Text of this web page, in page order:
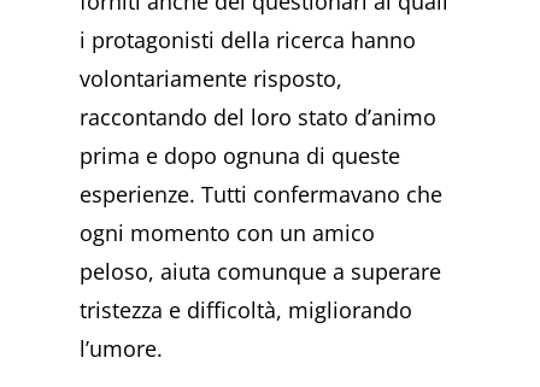
i protagonisti della ricerca hanno
volontariamente risposto,
raccontando del loro stato d’animo
prima e dopo ognuna di queste
esperienze. Tutti confermavano che
ogni momento con un amico
peloso, aiuta comunque a superare
tristezza e difficoltà, migliorando
l’umore.